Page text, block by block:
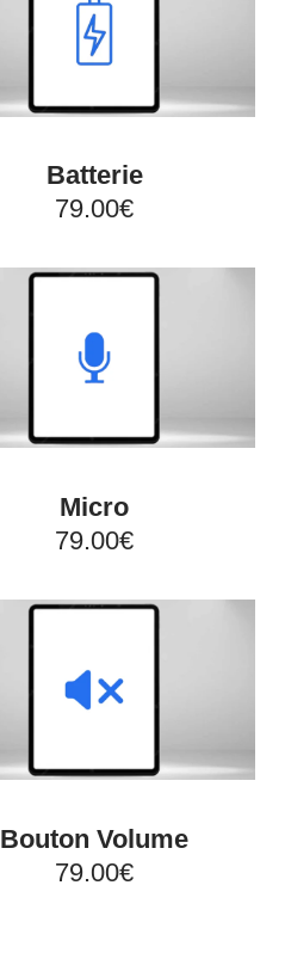
Batterie
79.00€
Micro
79.00€
Bouton Volume
79.00€